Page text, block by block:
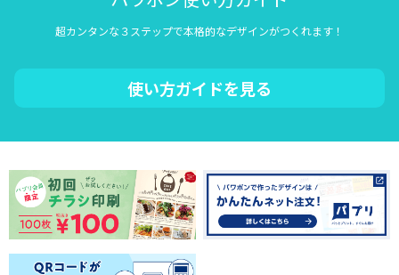
超カンタンな３ステップで本格的なデザインがつくれます！
使い方ガイドを見る